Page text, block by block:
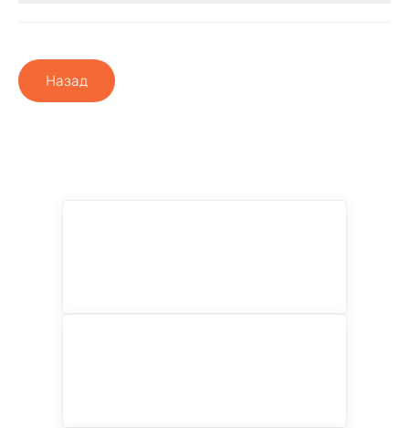
Назад